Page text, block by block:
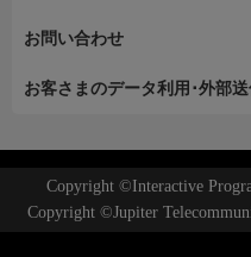
お問い合わせ
お客さまのデータ利用･外部
Copyright ©Interactive
Copyright ©Jupiter